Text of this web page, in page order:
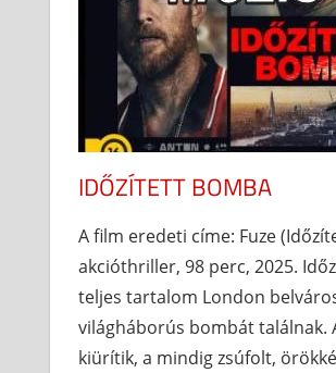
IDŐZÍTETT BOMBA
A film eredeti címe: Fuze
akcióthriller, 98 perc, 2025.
teljes tartalom London
világháborús bombát találnak.
kiürítik, a mindig zsúfolt,